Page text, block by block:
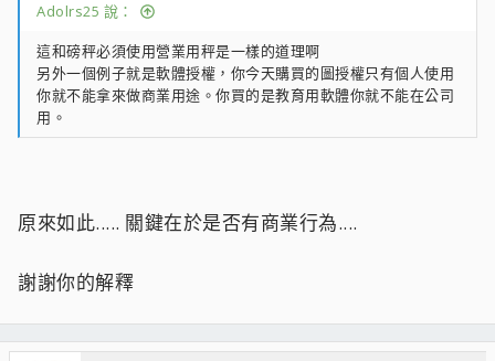
Adolrs25 說：
這和磅秤必須使用營業用秤是一樣的道理啊
另外一個例子就是軟體授權，你今天購買的圖授權只有個人使用
你就不能拿來做商業用途。你買的是教育用軟體你就不能在公司
用。
原來如此..... 關鍵在於是否有商業行為....
謝謝你的解釋